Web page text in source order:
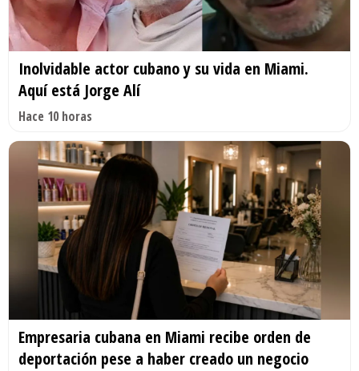
Inolvidable actor cubano y su vida en Miami.
Aquí está Jorge Alí
Hace 10 horas
Empresaria cubana en Miami recibe orden de
deportación pese a haber creado un negocio